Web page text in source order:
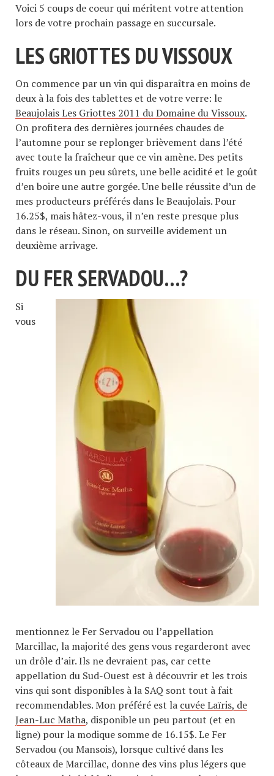
Voici 5 coups de coeur qui méritent votre attention
lors de votre prochain passage en succursale.
LES GRIOTTES DU VISSOUX
On commence par un vin qui disparaîtra en moins de
deux à la fois des tablettes et de votre verre: le
Beaujolais Les Griottes 2011 du Domaine du Vissoux.
On profitera des dernières journées chaudes de
l’automne pour se replonger brièvement dans l’été
avec toute la fraîcheur que ce vin amène. Des petits
fruits rouges un peu sûrets, une belle acidité et le goût
d’en boire une autre gorgée. Une belle réussite d’un de
mes producteurs préférés dans le Beaujolais. Pour
16.25$, mais hâtez-vous, il n’en reste presque plus
dans le réseau. Sinon, on surveille avidement un
deuxième arrivage.
DU FER SERVADOU…?
Si
vous
mentionnez le Fer Servadou ou l’appellation
Marcillac, la majorité des gens vous regarderont avec
un drôle d’air. Ils ne devraient pas, car cette
appellation du Sud-Ouest est à découvrir et les trois
vins qui sont disponibles à la SAQ sont tout à fait
recommendables. Mon préféré est la cuvée Laïris, de
Jean-Luc Matha, disponible un peu partout (et en
ligne) pour la modique somme de 16.15$. Le Fer
Servadou (ou Mansois), lorsque cultivé dans les
côteaux de Marcillac, donne des vins plus légers que